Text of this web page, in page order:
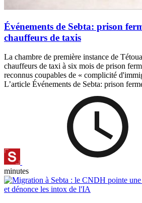
Événements de Sebta: prison
chauffeurs de taxis
La chambre de première instance de
chauffeurs de taxi à six mois de prison
reconnus coupables de « complicité
L’article Événements de Sebta: prison
minutes